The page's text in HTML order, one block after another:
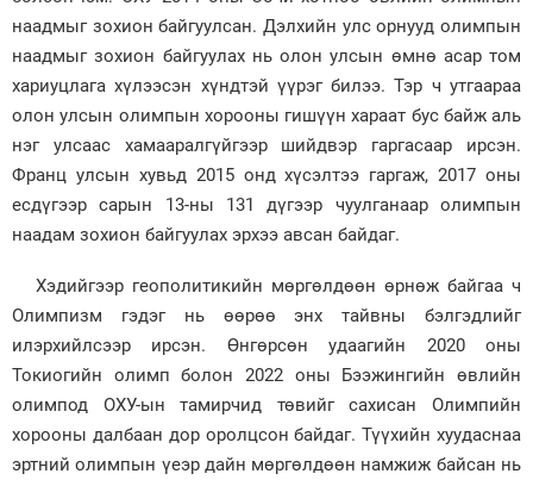
наадмыг зохион байгуулсан. Дэлхийн улс орнууд олимпын
наадмыг зохион байгуулах нь олон улсын өмнө асар том
хариуцлага хүлээсэн хүндтэй үүрэг билээ. Тэр ч утгаараа
олон улсын олимпын хорооны гишүүн хараат бус байж аль
нэг улсаас хамааралгүйгээр шийдвэр гаргасаар ирсэн.
Франц улсын хувьд 2015 онд хүсэлтээ гаргаж, 2017 оны
есдүгээр сарын 13-ны 131 дүгээр чуулганаар олимпын
наадам зохион байгуулах эрхээ авсан байдаг.
Хэдийгээр геополитикийн мөргөлдөөн өрнөж байгаа ч
Олимпизм гэдэг нь өөрөө энх тайвны бэлгэдлийг
илэрхийлсээр ирсэн. Өнгөрсөн удаагийн 2020 оны
Токиогийн олимп болон 2022 оны Бээжингийн өвлийн
олимпод ОХУ-ын тамирчид төвийг сахисан Олимпийн
хорооны далбаан дор оролцсон байдаг. Түүхийн хуудаснаа
эртний олимпын үеэр дайн мөргөлдөөн намжиж байсан нь